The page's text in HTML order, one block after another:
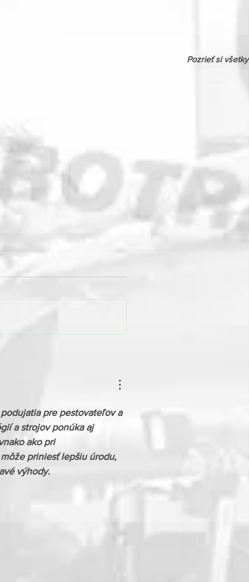
Pozrieť si všetky
dverí SÚC PSK prilákal davy,
zažiarila aj technika od
Agrotrade Group Rožňava!
pre pestovateľov a
a strojov ponúka aj
ako pri
priniesť lepšiu úrodu,
výhody.